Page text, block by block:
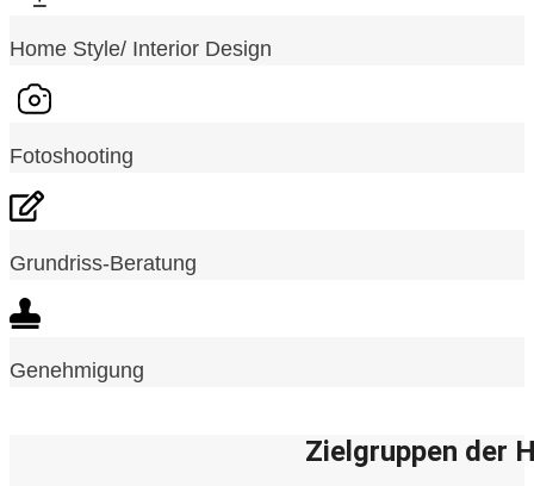
Home Style/ Interior Design
Fotoshooting
Grundriss-Beratung
Genehmigung
Zielgruppen der